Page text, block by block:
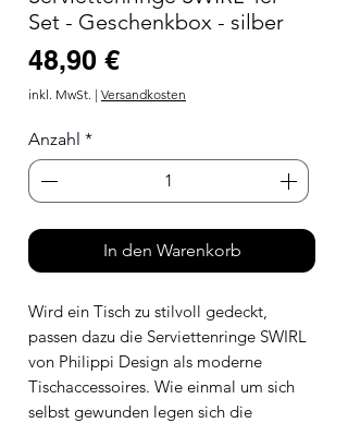
Set - Geschenkbox - silber
48,90 €Preis
inkl. MwSt. | Versandkosten
Anzahl *
In den Warenkorb
Wird ein Tisch zu stilvoll gedeckt,
passen dazu die Serviettenringe SWIRL
von Philippi Design als moderne
Tischaccessoires. Wie einmal um sich
selbst gewunden legen sich die